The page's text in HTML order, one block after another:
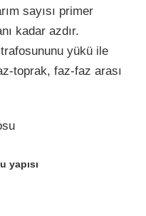
sayısı primer
kadar azdır.
yükü ile
toprak, faz-faz arası
yapısı